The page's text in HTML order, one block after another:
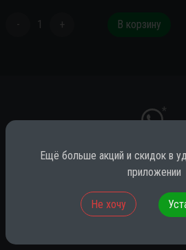
- 1 + В корзину
*
* принадлежит компании Meta (признана
Ещё больше акций и скидок в
приложении
Не хочу